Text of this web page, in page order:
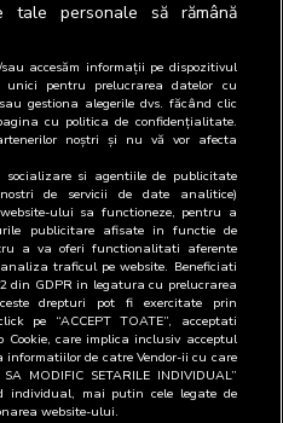
RUSU
– CUM
CREȘTI
DAN
21.03.2025
– CUM SE
20.02.2025
– CUM
MOARĂ
17.01.2025
personale să rămână
sau accesăm informații pe dispozitivul
unici pentru prelucrarea datelor cu
gestiona alegerile dvs. făcând clic
cu politica de confidențialitate.
noștri și nu vă vor afecta
si agentiile de publicitate
de servicii de date analitice)
ului sa functioneze, pentru a
publicitare afisate in functie de
a va oferi functionalitati aferente
traficul pe website. Beneficiati
din GDPR in legatura cu prelucrarea
drepturi pot fi exercitate prin
pe “ACCEPT TOATE”, acceptati
care implica inclusiv acceptul
informatiilor de catre Vendor-ii cu care
MODIFIC SETARILE INDIVIDUAL”
individual, mai putin cele legate de
website-ului.